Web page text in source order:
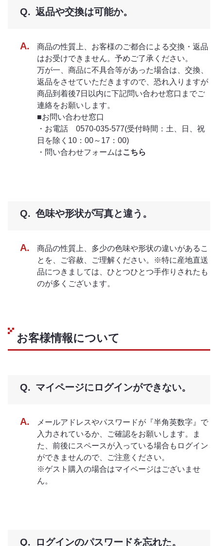
返品や交換は可能か。
商品の性質上、お客様のご都合による交換・返品
はお受けできません。予めご了承ください。
万が一、商品に不具合等があった場合は、交換、
返品をさせていただきますので、恐れ入りますが
商品到着後7日以内に下記問い合わせ窓口までご
連絡をお願いします。
■お問い合わせ窓口
・お電話 0570-035-577(受付時間：土、日、祝
日を除く10：00～17：00)
・問い合わせフォームはこちら
色味や形状が写真と違う。
商品の性質上、多少の色味や形状の違いがあるこ
とを、ご容赦、ご理解ください。※特に産地直送
品につきましては、ひとつひとつ手作りされたも
のが多くございます。
お客様情報について
マイページにログインができない。
メールアドレスやパスワードが『半角英数字』で
入力されているか、ご確認をお願いします。ま
た、前後にスペースが入っている場合もログイン
ができませんので、ご注意ください。
※ゲスト購入の場合はマイページはございませ
ん。
ログインのパスワードを忘れた。